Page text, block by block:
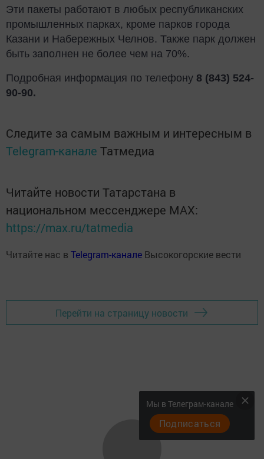
Эти пакеты работают в любых республиканских
промышленных парках, кроме парков города
Казани и Набережных Челнов. Также парк должен
быть заполнен не более чем на 70%.
Подробная информация по телефону 8 (843) 524-
90-90.
Следите за самым важным и интересным в
Telegram-канале Татмедиа
Читайте новости Татарстана в
национальном мессенджере MАХ:
https://max.ru/tatmedia
Читайте нас в Telegram-канале Высокогорские вести
Перейти на страницу новости
Мы в Телеграм-канале
Подписаться